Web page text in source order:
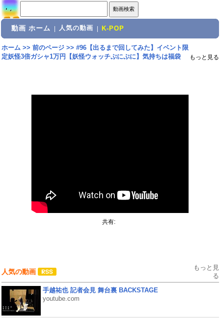
動画 ホーム 人気の動画 K-POP
ホーム>> 前のページ>> #96【出るまで回してみた】イベント限
定妖怪3倍ガシャ1万円【妖怪ウォッチぷにぷに】気持ちは福袋
もっと見る
共有:
人気の動画
もっと見
る
手越祐也 記者会見 舞台裏 BACKSTAGE
youtube.com